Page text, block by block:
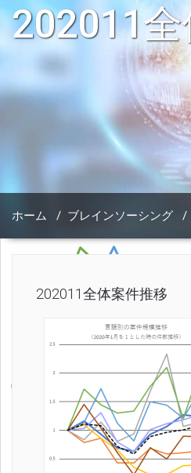
202011
ホーム / ブレインソーシング /
202011全体案件推移